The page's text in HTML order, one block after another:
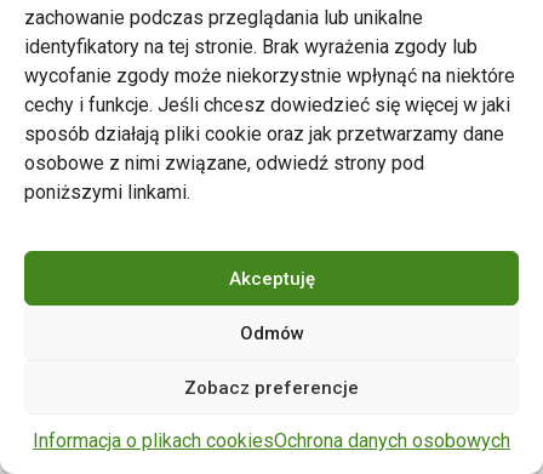
zachowanie podczas przeglądania lub unikalne
identyfikatory na tej stronie. Brak wyrażenia zgody lub
wycofanie zgody może niekorzystnie wpłynąć na niektóre
cechy i funkcje. Jeśli chcesz dowiedzieć się więcej w jaki
sposób działają pliki cookie oraz jak przetwarzamy dane
osobowe z nimi związane, odwiedź strony pod
poniższymi linkami.
Akceptuję
Odmów
Zobacz preferencje
Informacja o plikach cookiesOchrona danych osobowych
Zarząd Transportu Miejskiego w Poznaniu
Napisz do nas
tel. 61 646 33 44
ul. Matejki 59, 60-770 Poznań
zastrzeżone.